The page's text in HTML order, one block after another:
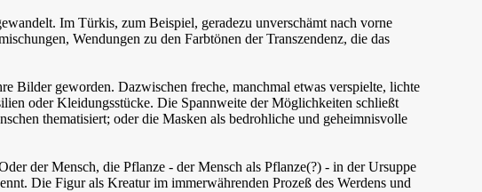
Im Türkis, zum Beispiel, geradezu unverschämt nach vorne
Wendungen zu den Farbtönen der Transzendenz, die das
Bilder geworden. Dazwischen freche, manchmal etwas verspielte, lichte
oder Kleidungsstücke. Die Spannweite der Möglichkeiten schließt
thematisiert; oder die Masken als bedrohliche und geheimnisvolle
der Mensch, die Pflanze - der Mensch als Pflanze(?) - in der Ursuppe
Die Figur als Kreatur im immerwährenden Prozeß des Werdens und